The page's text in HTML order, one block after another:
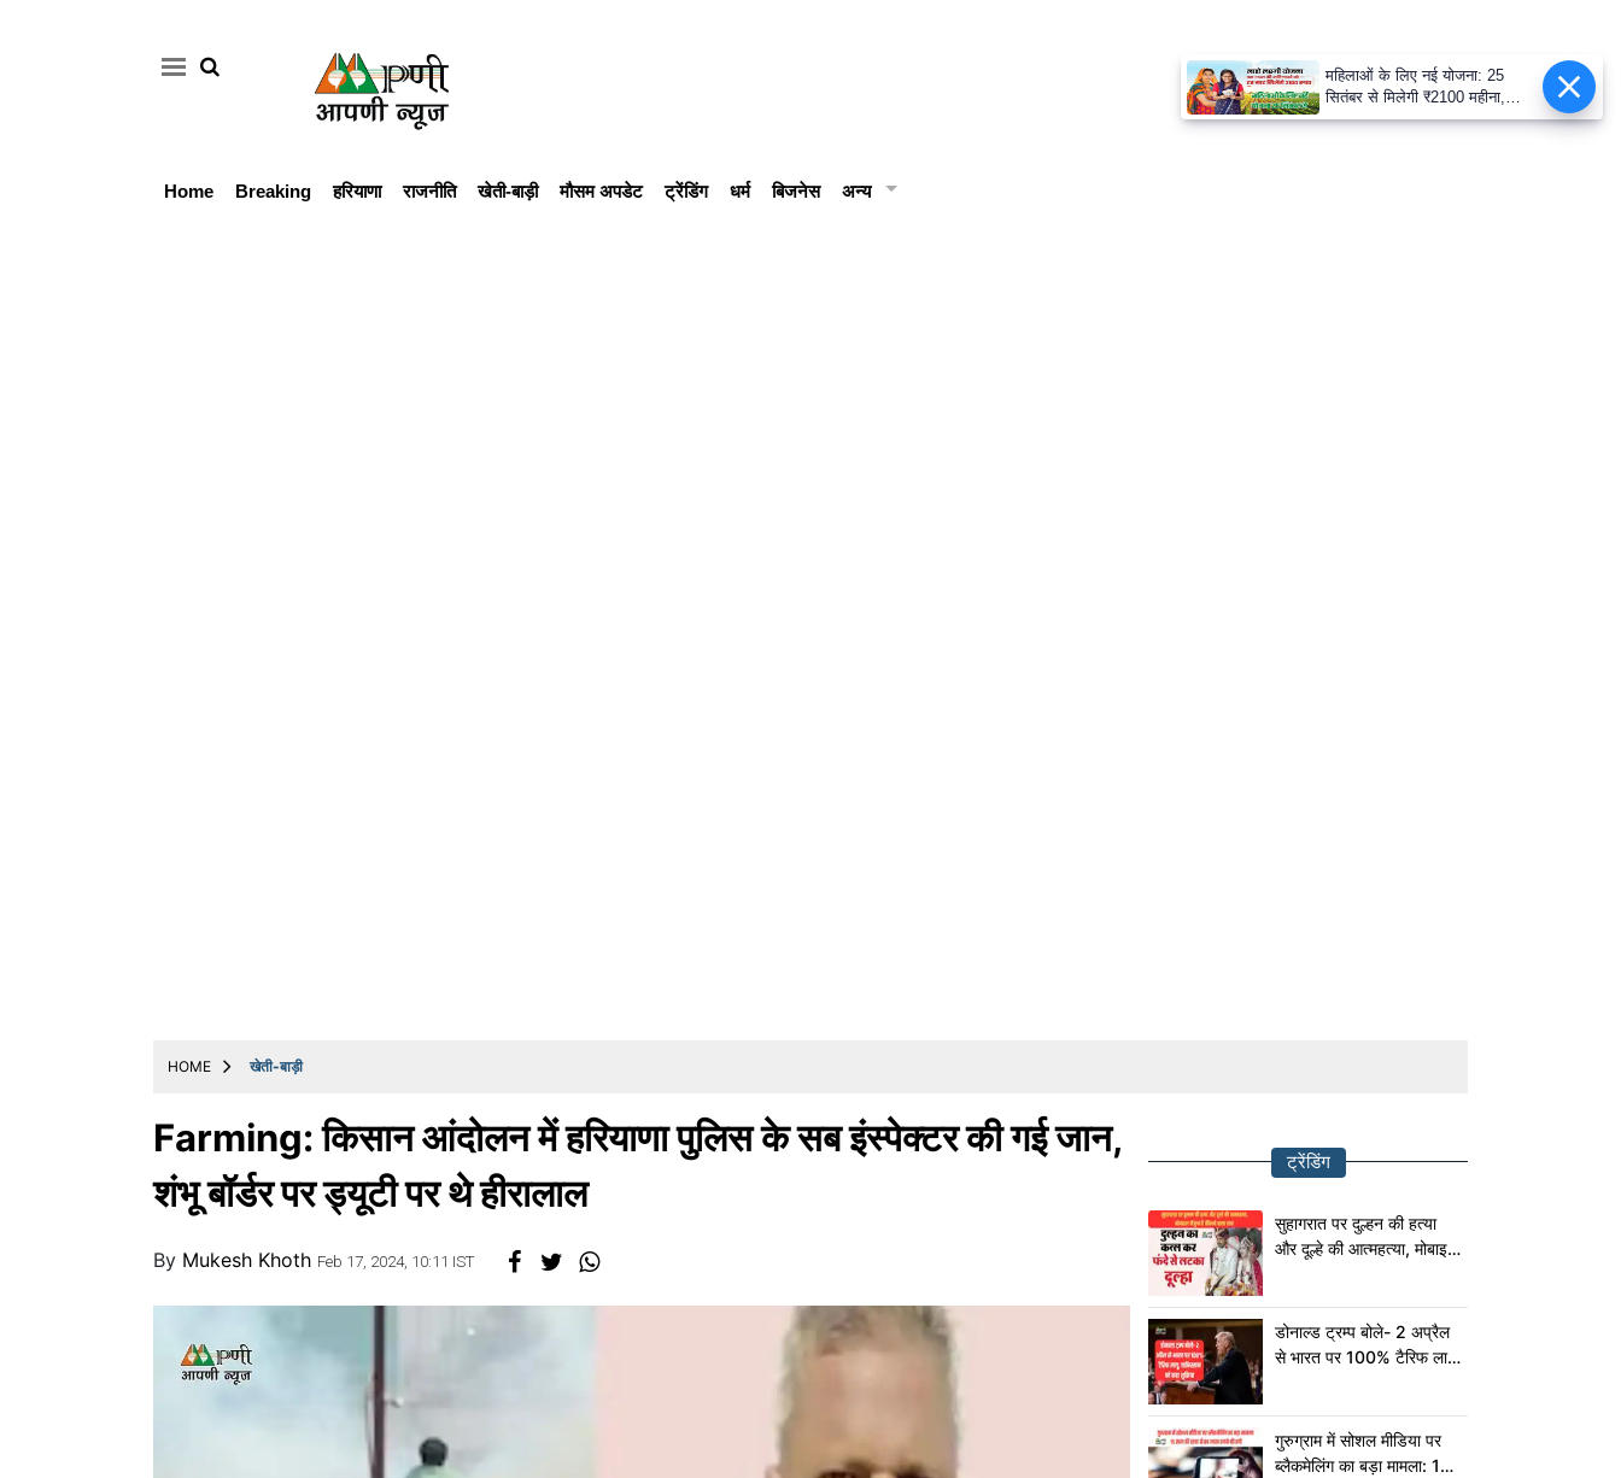
Home Breaking हरियाणा राजनीति खेती-बाड़ी मौसम अपडेट ट्रेंडिंग धर्म बिजनेस अन्य
HOME खेती-बाड़ी
Farming: किसान आंदोलन में हरियाणा पुलिस के सब इंस्पेक्टर की गई जान,
शंभू बॉर्डर पर ड्यूटी पर थे हीरालाल
By Mukesh Khoth Feb 17, 2024, 10:11 IST
ट्रेंडिंग
सुहागरात पर दुल्हन की हत्या
और दूल्हे की आत्महत्या, मोबाइल
डोनाल्ड ट्रम्प बोले- 2 अप्रैल
से भारत पर 100% टैरिफ लागू,
गुरुग्राम में सोशल मीडिया पर
ब्लैकमेलिंग का बड़ा मामला: 15
महिलाओं के लिए नई योजना: 25
सितंबर से मिलेगी ₹2100 महीना,
जानिए पूरी डिटेल